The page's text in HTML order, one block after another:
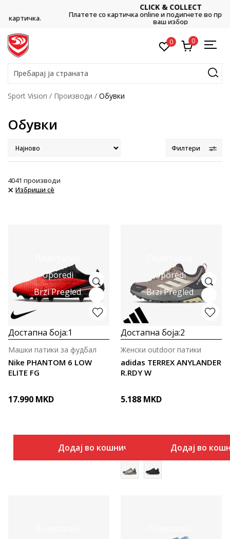
CLICK & COLLECT
Платете со картичка online и подигнете во продавницата по
ваш избор
0 0
Пребарај ја страната
Sport Vision Производи Обувки
Обувки
Филтери
4041 производи
Избриши сè
Uporedi
Brzi Pregled
Достапна боја:1
Nike PHANTOM 6 LOW
ELITE FG
Машки патики за фудбал
17.990 MKD
Додај во кошничка
Uporedi
Brzi Pregled
Достапна боја:2
adidas TERREX ANYLANDER
R.RDY W
Женски outdoor патики
5.188 MKD
Додај во